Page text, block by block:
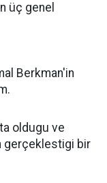
üç genel
Berkman'in
oldugu ve
gerçeklestigi bir